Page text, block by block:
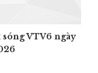
VTV6 ngày